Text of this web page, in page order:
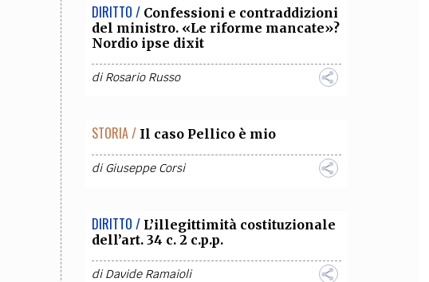
DIRITTO / Confessioni e contraddizioni
del ministro. «Le riforme mancate»?
Nordio ipse dixit
diRosario Russo
STORIA / Il caso Pellico è mio
diGiuseppe Corsi
DIRITTO / L’illegittimità costituzionale
dell’art. 34 c. 2 c.p.p.
diDavide Ramaioli